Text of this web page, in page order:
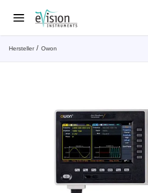
Hersteller Owon